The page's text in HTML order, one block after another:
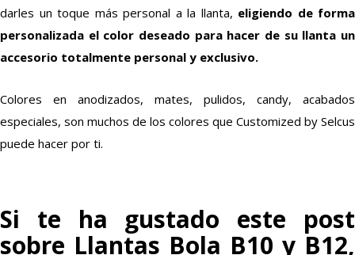
darles un toque más personal a la llanta, eligiendo de forma
personalizada el color deseado para hacer de su llanta un
accesorio totalmente personal y exclusivo.
Colores en anodizados, mates, pulidos, candy, acabados
especiales, son muchos de los colores que Customized by Selcus
puede hacer por ti.
Si te ha gustado este post
sobre Llantas Bola B10 y B12,